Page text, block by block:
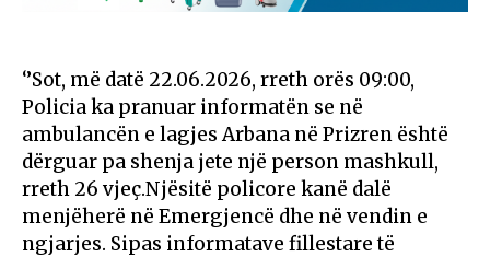
‘’Sot, më datë 22.06.2026, rreth orës 09:00,
Policia ka pranuar informatën se në
ambulancën e lagjes Arbana në Prizren është
dërguar pa shenja jete një person mashkull,
rreth 26 vjeç.Njësitë policore kanë dalë
menjëherë në Emergjencë dhe në vendin e
ngjarjes. Sipas informatave fillestare të